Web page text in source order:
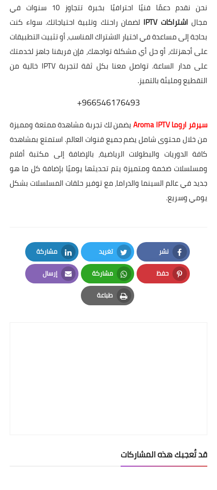
نحن نقدم دعمًا فنيًا احترافيًا بخبرة تتجاوز 10 سنوات في
مجالاشتراكات IPTV
لضمان راحتك وتلبية احتياجاتك. سواء كنت
بحاجة إلى مساعدة في اختيار الاشتراك المناسب، أو تثبيت التطبيقات
على أجهزتك، أو حل أي مشكلة تواجهك، فإن فريقنا جاهز لخدمتك
على مدار الساعة. تواصل معنا بكل ثقة لتجربة IPTV خالية من
التقطيع ومليئة بالتميز.
966546176493+
سيرفر اروما Aroma IPTV
يضمن لك تجربة مشاهدة ممتعة ومميزة
من خلال محتوى شامل يضم جميع قنوات العالم. استمتع بمشاهدة
كافة الدوريات والبطولات الرياضية، بالإضافة إلى مكتبة أفلام
ومسلسلات ضخمة ومتميزة يتم تحديثها يوميًا بإضافة كل ما هو
جديد في عالم السينما والدراما، مع توفير حلقات المسلسلات بشكل
يومي وسريع.
نشر
Facebook
تغريد
Twitter
مشاركة
LinkedIn
حفظ
Pinterest
مشاركة
Whatsapp
إرسال
Email
طباعة
Print
قد تُعجبك هذه المشاركات